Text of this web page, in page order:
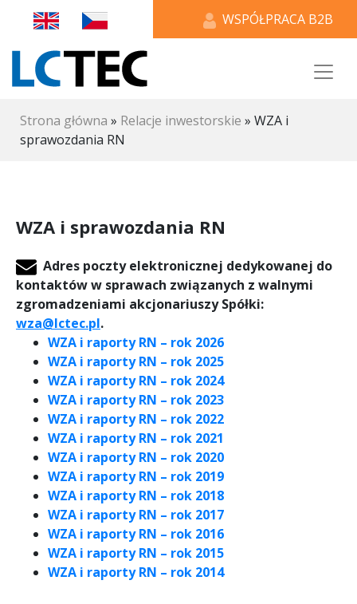
WSPÓŁPRACA B2B
Strona główna » Relacje inwestorskie » WZA i
sprawozdania RN
WZA i sprawozdania RN
Adres poczty elektronicznej dedykowanej do
kontaktów w sprawach związanych z walnymi
zgromadzeniami akcjonariuszy Spółki:
wza@lctec.pl.
WZA i raporty RN – rok 2026
WZA i raporty RN – rok 2025
WZA i raporty RN – rok 2024
WZA i raporty RN – rok 2023
WZA i raporty RN – rok 2022
WZA i raporty RN – rok 2021
WZA i raporty RN – rok 2020
WZA i raporty RN – rok 2019
WZA i raporty RN – rok 2018
WZA i raporty RN – rok 2017
WZA i raporty RN – rok 2016
WZA i raporty RN – rok 2015
WZA i raporty RN – rok 2014